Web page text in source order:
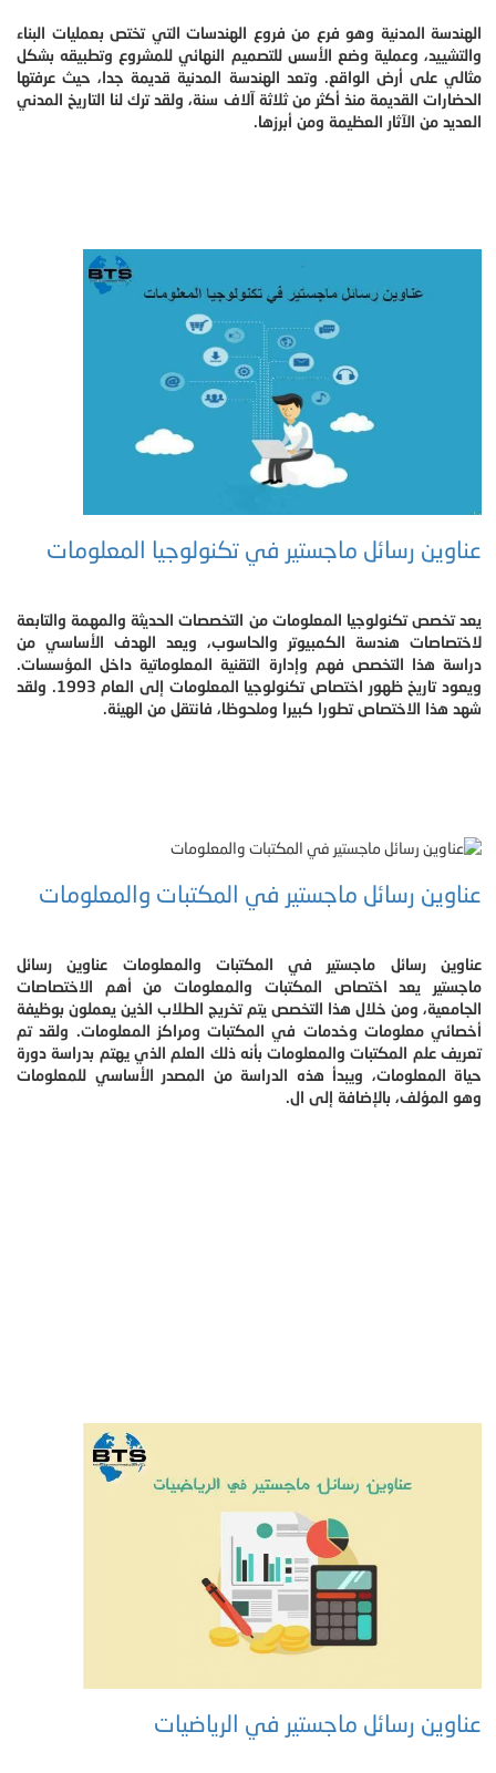
الهندسة المدنية وهو فرع من فروع الهندسات التي تختص بعمليات البناء
والتشييد، وعملية وضع الأسس للتصميم النهائي للمشروع وتطبيقه بشكل
مثالي على أرض الواقع. وتعد الهندسة المدنية قديمة جدا، حيث عرفتها
الحضارات القديمة منذ أكثر من ثلاثة آلاف سنة، ولقد ترك لنا التاريخ المدني
العديد من الآثار العظيمة ومن أبرزها.
عناوين رسائل ماجستير في تكنولوجيا المعلومات
يعد تخصص تكنولوجيا المعلومات من التخصصات الحديثة والمهمة والتابعة
لاختصاصات هندسة الكمبيوتر والحاسوب، ويعد الهدف الأساسي من
دراسة هذا التخصص فهم وإدارة التقنية المعلوماتية داخل المؤسسات.
ويعود تاريخ ظهور اختصاص تكنولوجيا المعلومات إلى العام 1993. ولقد
شهد هذا الاختصاص تطورا كبيرا وملحوظا، فانتقل من الهيئة.
عناوين رسائل ماجستير في المكتبات والمعلومات
عناوين رسائل ماجستير في المكتبات والمعلومات عناوين رسائل
ماجستير يعد اختصاص المكتبات والمعلومات من أهم الاختصاصات
الجامعية، ومن خلال هذا التخصص يتم تخريج الطلاب الذين يعملون بوظيفة
أخصائي معلومات وخدمات في المكتبات ومراكز المعلومات. ولقد تم
تعريف علم المكتبات والمعلومات بأنه ذلك العلم الذي يهتم بدراسة دورة
حياة المعلومات، ويبدأ هذه الدراسة من المصدر الأساسي للمعلومات
وهو المؤلف، بالإضافة إلى ال.
عناوين رسائل ماجستير في الرياضيات